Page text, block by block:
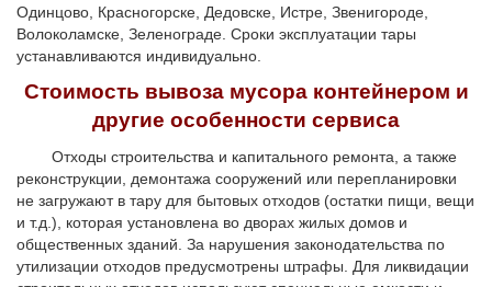
Одинцово, Красногорске, Дедовске, Истре, Звенигороде,
Волоколамске, Зеленограде. Сроки эксплуатации тары
устанавливаются индивидуально.
Стоимость вывоза мусора контейнером и
другие особенности сервиса
Отходы строительства и капитального ремонта, а также
реконструкции, демонтажа сооружений или перепланировки
не загружают в тару для бытовых отходов (остатки пищи, вещи
и т.д.), которая установлена во дворах жилых домов и
общественных зданий. За нарушения законодательства по
утилизации отходов предусмотрены штрафы. Для ликвидации